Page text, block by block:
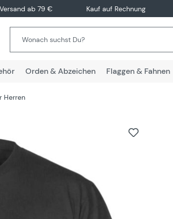
ab 79 € Kauf auf Rechnung
Orden & Abzeichen Flaggen & Fahnen
Herren